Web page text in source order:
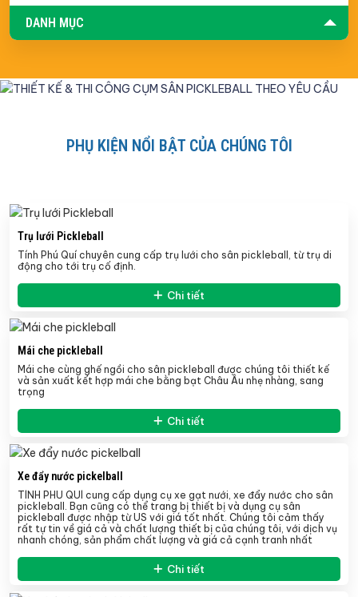
DANH MỤC
PHỤ KIỆN NỔI BẬT CỦA CHÚNG TÔI
Trụ lưới Pickleball
Tính Phú Quí chuyên cung cấp trụ lưới cho sân pickleball, từ trụ di
động cho tới trụ cố định.
Chi tiết
Mái che pickleball
Mái che cùng ghế ngồi cho sân pickleball được chúng tôi thiết kế
và sản xuất kết hợp mái che bằng bạt Châu Âu nhẹ nhàng, sang
trọng
Chi tiết
Xe đẩy nước pickelball
TÍNH PHÚ QUÍ cung cấp dụng cụ xe gạt nưới, xe đẩy nước cho sân
pickleball. Bạn cũng có thể trang bị thiết bị và dụng cụ sân
pickleball được nhập từ US với giá tốt nhất. Chúng tôi cảm thấy
rất tự tin về giá cả và chất lượng thiết bị của chúng tôi, với dịch vụ
nhanh chóng, sản phẩm chất lượng và giá cả cạnh tranh nhất
Chi tiết